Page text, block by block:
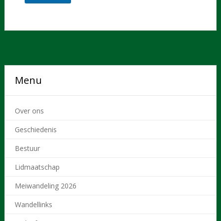
Menu
Over ons
Geschiedenis
Bestuur
Lidmaatschap
Meiwandeling 2026
Wandellinks